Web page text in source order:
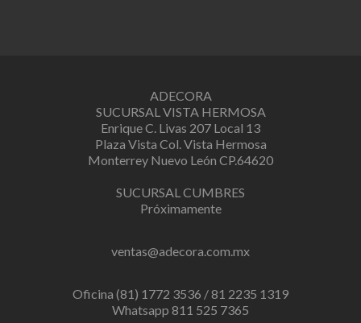
ADECORA
SUCURSAL VISTA HERMOSA
Enrique C. Livas 207 Local 13
Plaza Vista Col. Vista Hermosa
Monterrey Nuevo León CP.64620
SUCURSAL CUMBRES
Próximamente
ventas@adecora.com.mx
Oficina (81) 1772 3536 / 81 2235 1319
Whatsapp 811 525 7365